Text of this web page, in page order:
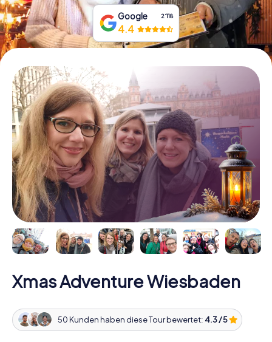
Google 2‘118
4.4
Xmas Adventure Wiesbaden
50 Kunden haben diese Tour bewertet: 4.3 / 5